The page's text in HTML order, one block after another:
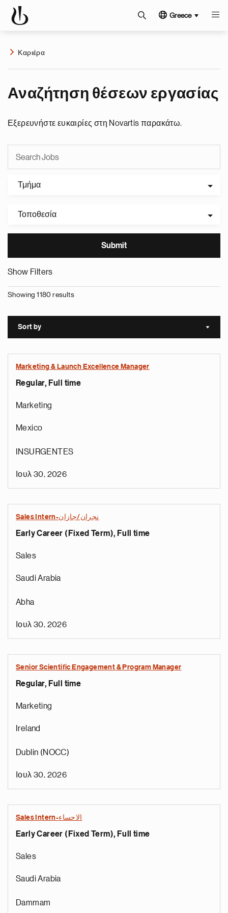
Greece
Καριέρα
Αναζήτηση θέσεων εργασίας
Εξερευνήστε ευκαιρίες στη Novartis παρακάτω.
Τμήμα
Τοποθεσία
Show Filters
Showing 1180 results
Sort by Sort
Marketing & Launch Excellence Manager
Regular, Full time
Marketing
Mexico
INSURGENTES
Ιουλ 30, 2026
Sales Intern-نجران/جازان
Early Career (Fixed Term), Full time
Sales
Saudi Arabia
Abha
Ιουλ 30, 2026
Senior Scientific Engagement & Program Manager
Regular, Full time
Marketing
Ireland
Dublin (NOCC)
Ιουλ 30, 2026
Sales Intern-الاحساء
Early Career (Fixed Term), Full time
Sales
Saudi Arabia
Dammam